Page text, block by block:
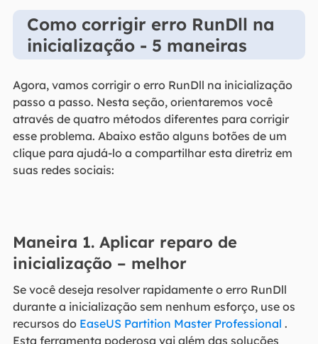
Como corrigir erro RunDll na
inicialização - 5 maneiras
Agora, vamos corrigir o erro RunDll na inicialização
passo a passo. Nesta seção, orientaremos você
através de quatro métodos diferentes para corrigir
esse problema. Abaixo estão alguns botões de um
clique para ajudá-lo a compartilhar esta diretriz em
suas redes sociais:
Maneira 1. Aplicar reparo de
inicialização – melhor
Se você deseja resolver rapidamente o erro RunDll
durante a inicialização sem nenhum esforço, use os
recursos do EaseUS Partition Master Professional .
Esta ferramenta poderosa vai além das soluções